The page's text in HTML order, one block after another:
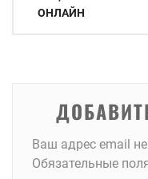
ОНЛАЙН
Ваш адрес email
Обязательные